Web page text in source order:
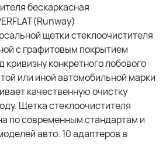
бескаркасная
щетки стеклоочистителя
с графитовым покрытием
кривизну конкретного лобового
или иной автомобильной марки
качественную очистку
Щетка стеклоочистителя
по современным стандартам и
авто. 10 адаптеров в